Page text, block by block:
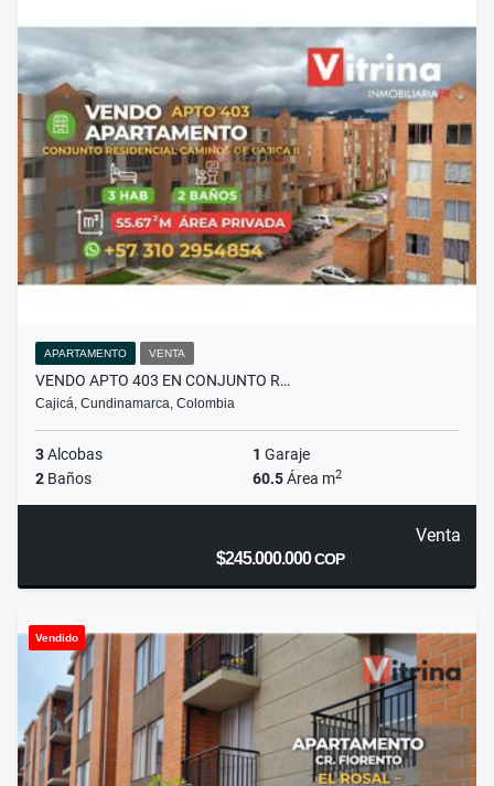
APARTAMENTO VENTA
VENDO APTO 403 EN CONJUNTO R…
Cajicá, Cundinamarca, Colombia
3Alcobas 1 Garaje
2 Baños 60.5Área m2
Venta
$245.000.000COP
Vendido